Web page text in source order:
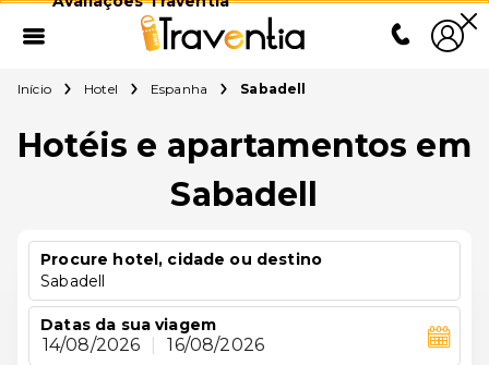
Início Hotel Espanha Sabadell
Hotéis e apartamentos em
Sabadell
Procure hotel, cidade ou destino
Sabadell
Datas da sua viagem
14/08/2026 16/08/2026